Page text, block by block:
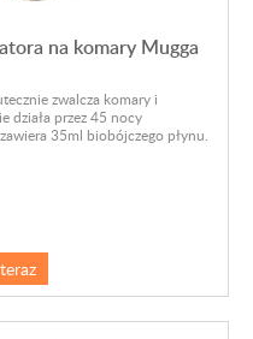
na komary Mugga
zwalcza komary i
działa przez 45 nocy
35ml biobójczego płynu.